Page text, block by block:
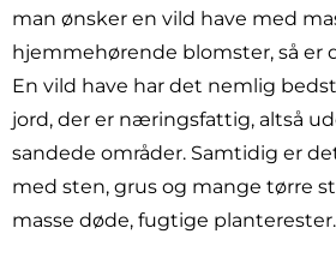
man ønsker en vild have med
hjemmehørende blomster, så er
En vild have har det nemlig
jord, der er næringsfattig, altså
sandede områder. Samtidig er
med sten, grus og mange tørre
masse døde, fugtige planterester.